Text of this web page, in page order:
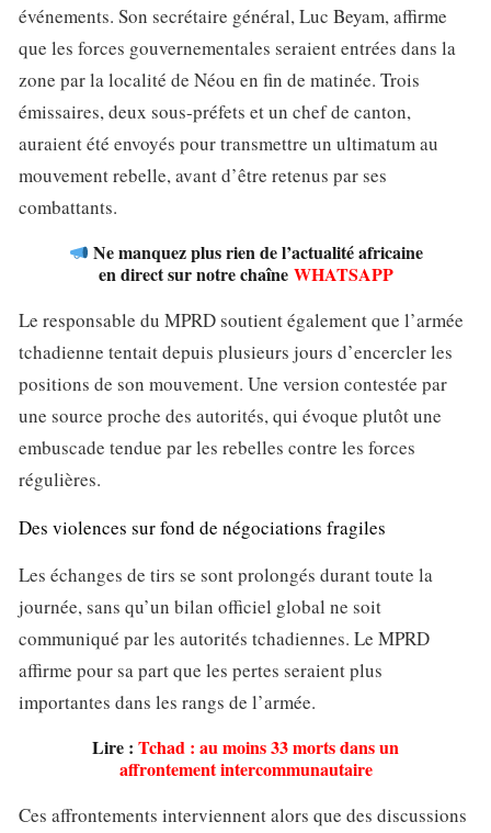
événements. Son secrétaire général, Luc Beyam, affirme
que les forces gouvernementales seraient entrées dans la
zone par la localité de Néou en fin de matinée. Trois
émissaires, deux sous-préfets et un chef de canton,
auraient été envoyés pour transmettre un ultimatum au
mouvement rebelle, avant d’être retenus par ses
combattants.
Ne manquez plus rien de l’actualité africaine
en direct sur notre chaîne WHATSAPP
Le responsable du MPRD soutient également que l’armée
tchadienne tentait depuis plusieurs jours d’encercler les
positions de son mouvement. Une version contestée par
une source proche des autorités, qui évoque plutôt une
embuscade tendue par les rebelles contre les forces
régulières.
Des violences sur fond de négociations fragiles
Les échanges de tirs se sont prolongés durant toute la
journée, sans qu’un bilan officiel global ne soit
communiqué par les autorités tchadiennes. Le MPRD
affirme pour sa part que les pertes seraient plus
importantes dans les rangs de l’armée.
Lire : Tchad : au moins 33 morts dans un
affrontement intercommunautaire
Ces affrontements interviennent alors que des discussions